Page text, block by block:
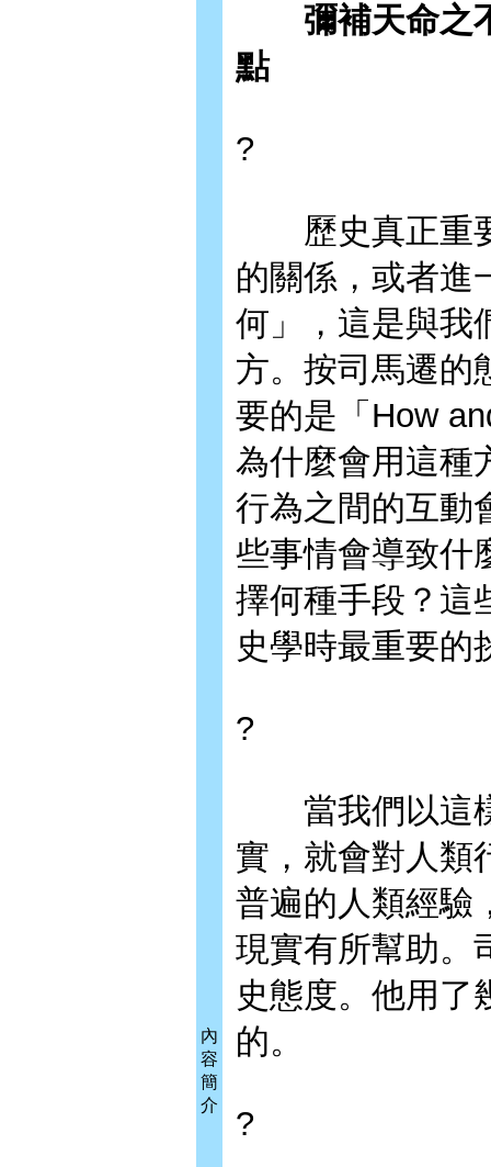
內
容
簡
介
彌補天命之不
點
?
歷史真正重要
的關係，或者進
何」，這是與我
方。按司馬遷的
要的是「How
為什麼會用這種
行為之間的互動
些事情會導致什
擇何種手段？這
史學時最重要的
?
當我們以這樣
實，就會對人類
普遍的人類經驗
現實有所幫助。
史態度。他用了
的。
?